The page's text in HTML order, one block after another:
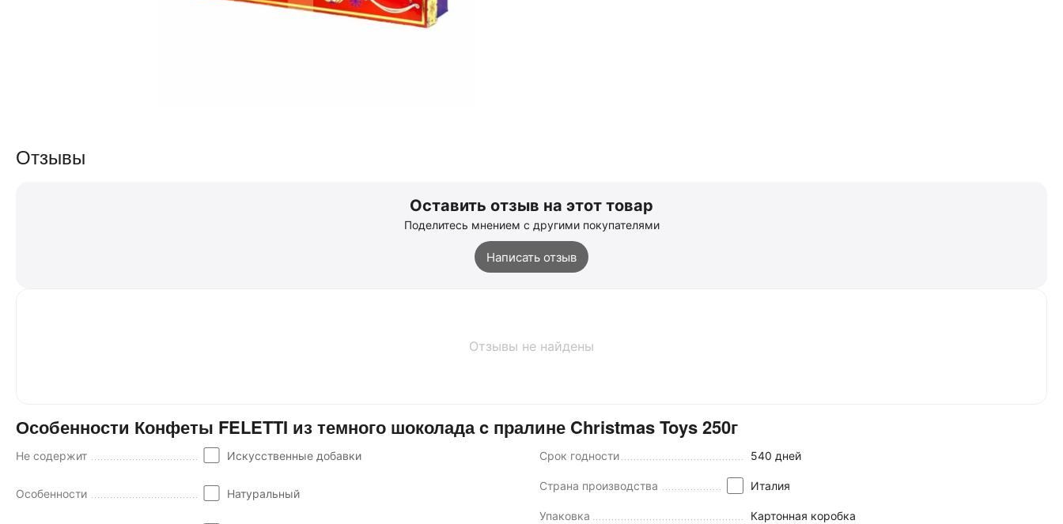
Отзывы
Оставить отзыв на этот товар
Поделитесь мнением с другими покупателями
Написать отзыв
Отзывы не найдены
Особенности Конфеты FELETTI из темного шоколада c пралине Christmas Toys 250г
Не содержит Искусственные добавки
Особенности Натуральный
Срок годности 540 дней
Страна производства Италия
Упаковка Картонная коробка